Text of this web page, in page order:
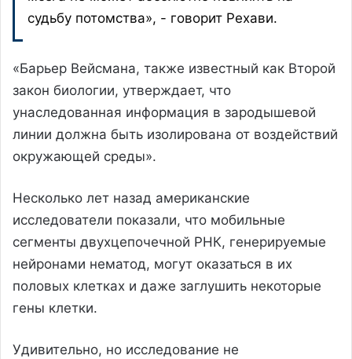
судьбу потомства», - говорит Рехави.
«Барьер Вейсмана, также известный как Второй
закон биологии, утверждает, что
унаследованная информация в зародышевой
линии должна быть изолирована от воздействий
окружающей среды».
Несколько лет назад американские
исследователи показали, что мобильные
сегменты двухцепочечной РНК, генерируемые
нейронами нематод, могут оказаться в их
половых клетках и даже заглушить некоторые
гены клетки.
Удивительно, но исследование не